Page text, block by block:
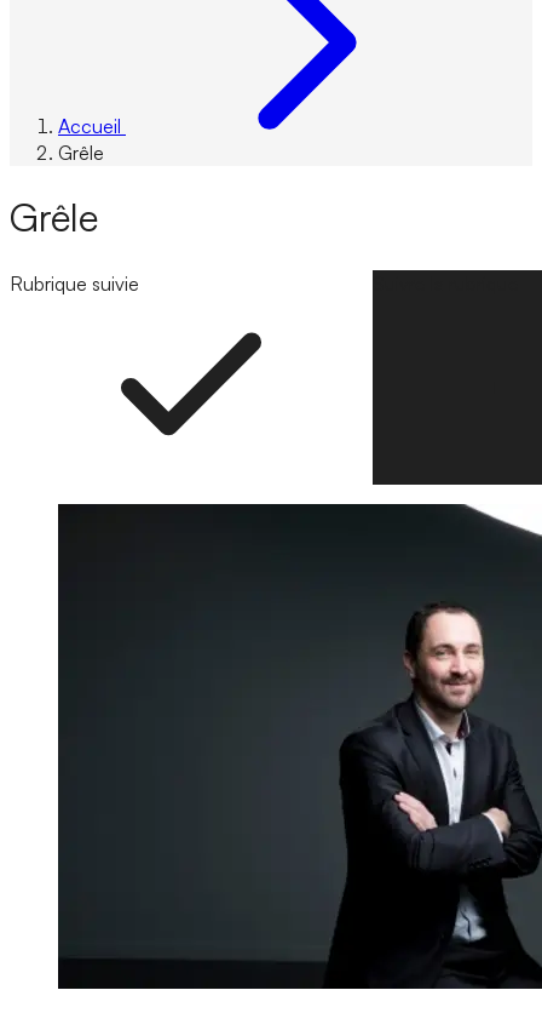
Accueil
Grêle
Grêle
Rubrique suivie